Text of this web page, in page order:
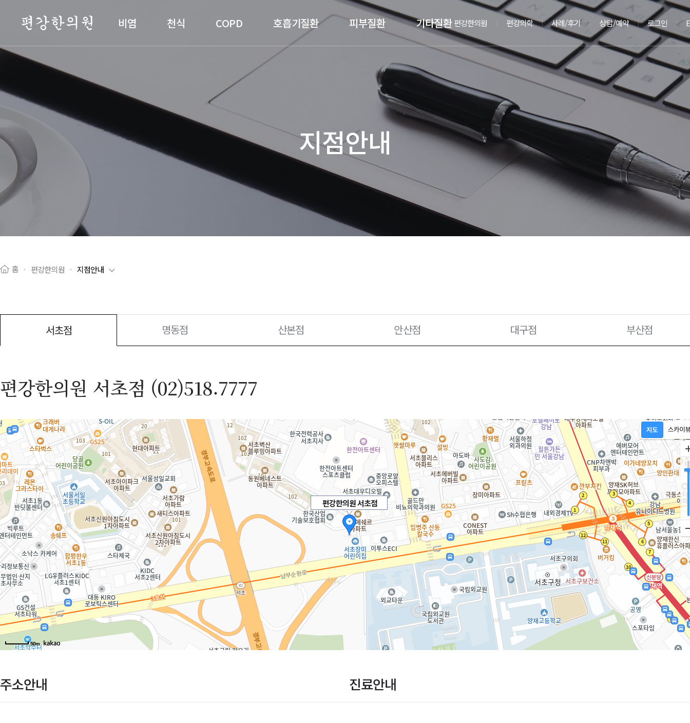
편강한의원 비염 천식 COPD 호흡기질환 피부질환 기타질환 편강한의원 편강의학 사례/후기 상담/예약 로그인
지점안내
홈 편강한의원 지점안내
서초점 명동점 산본점 안산점 대구점 부산점
편강한의원 서초점 (02)518.7777
편강한의원 서초점
50m
주소안내 진료안내